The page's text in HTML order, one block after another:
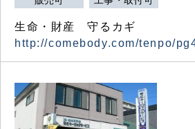
生命・財産 守るカギ
http://comebody.com/tenpo/